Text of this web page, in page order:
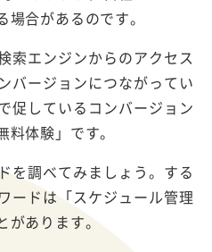
合があるのです。
索エンジンからのアクセス
バージョンにつながってい
促しているコンバージョン
体験」です。
を調べてみましょう。する
ードは「スケジュール管理
あります。